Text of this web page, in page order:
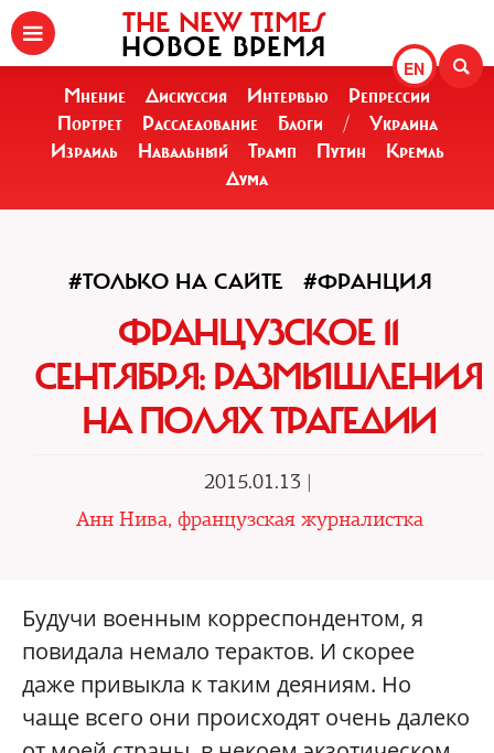
EN
THE NEW TIMES
НОВОЕ ВРЕМЯ
Мнение Дискуссия Интервью
Репрессии
Портрет
Расследование Блоги /
Украина
Израиль
Навальный Трамп Путин
Кремль
Дума
#ТОЛЬКО НА САЙТЕ #ФРАНЦИЯ
ФРАНЦУЗСКОЕ 11
СЕНТЯБРЯ: РАЗМЫШЛЕНИЯ
НА ПОЛЯХ ТРАГЕДИИ
2015.01.13 |
Анн Нива, французская журналистка
Будучи военным корреспондентом, я
повидала немало терактов. И скорее
даже привыкла к таким деяниям. Но
чаще всего они происходят очень далеко